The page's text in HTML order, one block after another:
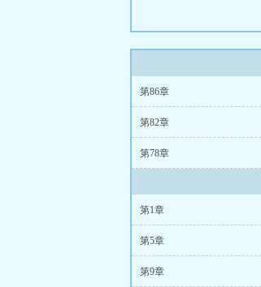
第86章
第82章
第78章
第1章
第5章
第9章